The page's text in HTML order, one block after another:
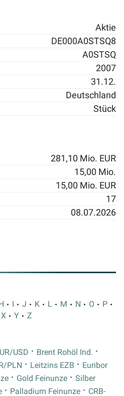
Aktie
DE000A0STSQ8
A0STSQ
2007
31.12.
Deutschland
Stück
281,10 Mio. EUR
15,00 Mio.
15,00 Mio. EUR
17
08.07.2026
I J K L M N O
P
X Y Z
USD
Brent Rohöl Ind.
PLN Leitzins EZB
Euribor
Gold Feinunze
Silber
Palladium Feinunze CRB-